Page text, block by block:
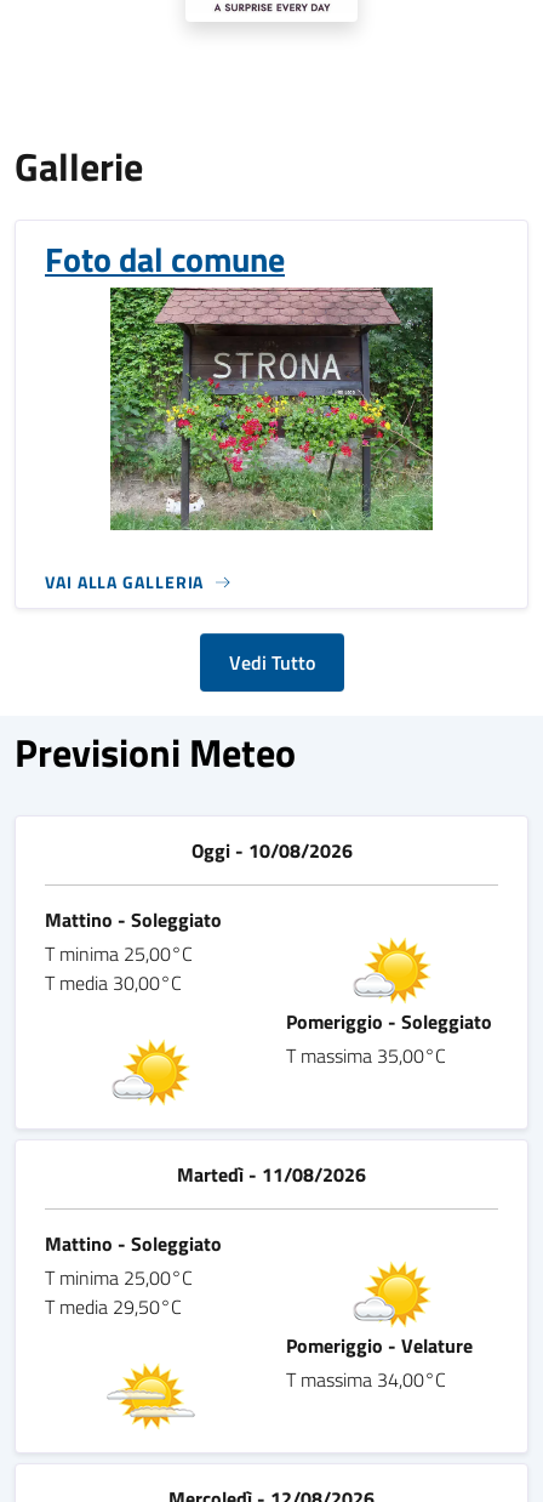
Gallerie
Foto dal comune
VAI ALLA GALLERIA
Vedi Tutto
Previsioni Meteo
Oggi - 10/08/2026
Mattino - Soleggiato
T minima 25,00°C
T media 30,00°C
Pomeriggio - Soleggiato
T massima 35,00°C
Martedì - 11/08/2026
Mattino - Soleggiato
T minima 25,00°C
T media 29,50°C
Pomeriggio - Velature
T massima 34,00°C